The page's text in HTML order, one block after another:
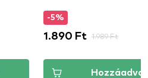
-5%
1.890 Ft 1.989 Ft
Hozzáadva